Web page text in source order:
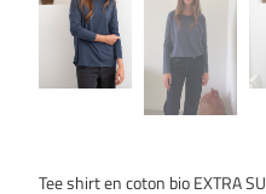
Tee shirt en coton bio EXTRA